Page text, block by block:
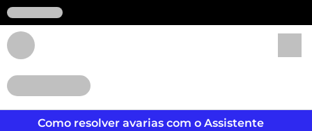
Como resolver avarias com o Assistente